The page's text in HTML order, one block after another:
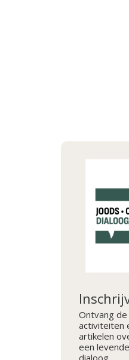
Ontvang
activiteiten
artikelen
een